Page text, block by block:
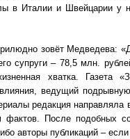
в Италии и Швейцарии у
зовёт Медведева:
супруги – 78,5 млн.
хватка. Газета
ведущий
редакция направляла
фактов. После подобных
авторы публикаций –